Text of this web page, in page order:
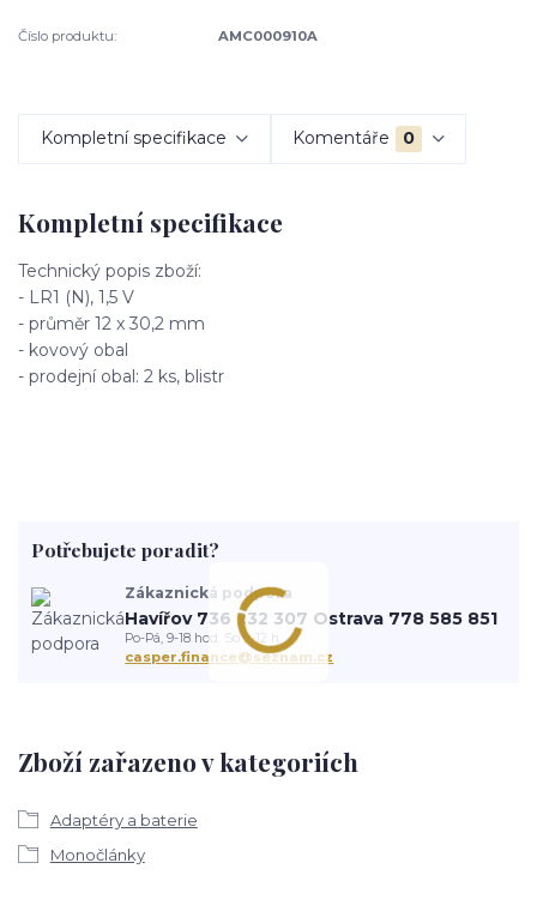
Číslo produktu: AMC000910A
Kompletní specifikace Komentáře 0
Kompletní specifikace
Technický popis zboží:
- LR1 (N), 1,5 V
- průměr 12 x 30,2 mm
- kovový obal
- prodejní obal: 2 ks, blistr
Zboží zařazeno v kategoriích
Adaptéry a baterie
Monočlánky
Potřebujete poradit?
Zákaznická podpora
Havířov 736 232 307 Ostrava 778 585 851
Po-Pá, 9-18 hod. So 9-12 h.
casper.finance@seznam.cz